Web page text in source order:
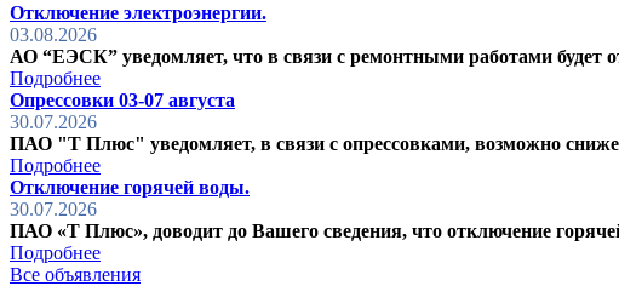
Отключение электроэнергии.
03.08.2026
АО “ЕЭСК” уведомляет, что в связи с ремонтными работами будет
Подробнее
Опрессовки 03-07 августа
30.07.2026
ПАО "Т Плюс" уведомляет, в связи с опрессовками, возможно
Подробнее
Отключение горячей воды.
30.07.2026
ПАО «Т Плюс», доводит до Вашего сведения, что отключение
Подробнее
Все объявления